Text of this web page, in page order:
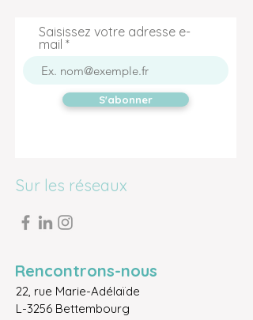
Saisissez votre adresse e-
mail
S'abonner
Sur les réseaux
Rencontrons-nous
22, rue Marie-Adélaïde
L-3256 Bettembourg